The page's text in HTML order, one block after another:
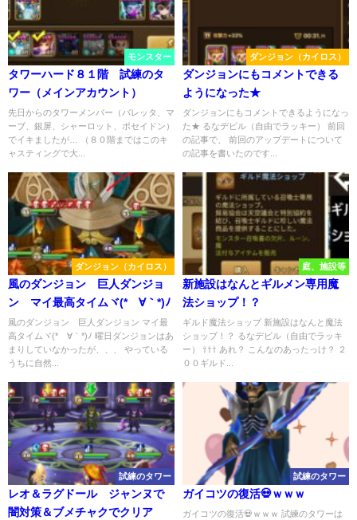
モンスター
タワーハード８１階 試練のタ
ワー（メインアカウント）
先日からのタワーメンバー（バレッタ、マ
ーブ、銀屏、シャーロット、ポセイドン）
でイキましたが… （８０階まではこのキ
ャスティングで大...
ダンジョン（カイロス）
ダンジョンにもコメントできる
ようになった★
ダンジョンにもコメントできるようになっ
た★ るなデビル（自由でラッキー） 前回
の記事で、 前回のアップデートについて
の記事を書いたのです...
ダンジョン（カイロス）
風のダンジョン 巨人ダンジョ
ン マイ最高タイムヾ(*´∀｀*)ﾉ
風のダンジョン 巨人ダンジョン マイ最
高タイムヾ(*´∀｀*)ﾉ 曜日ダンジョンはあ
まりしていなかったが、、、 やっている
うちに自然...
庭、施設等
新施設はなんとギルメン専用魔
法ショップ！？
ギルド魔法ショップ 新施設はなんと魔法
ショップ！？ るなデビル（自由でラッキ
ー） ⇧⇧⇧ あれ？ こんなのあったっけ？ ２
００ギルド...
試練のタワー
レオ＆ラグドール ジャンヌで
闇対策＆ブメチャクでクリア
試練のタワー
ガイコツの復活💀ｗｗｗ
ガイコツの復活💀ｗｗｗ 試練のタワーは